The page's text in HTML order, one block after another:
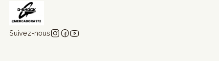
Suivez-nous